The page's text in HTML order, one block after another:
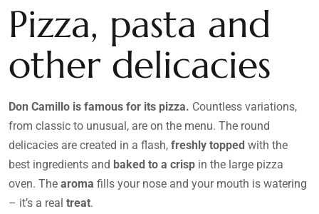
Pizza, pasta and
other delicacies
Don Camillo is famous for its pizza. Countless variations,
from classic to unusual, are on the menu. The round
delicacies are created in a flash, freshly topped with the
best ingredients and baked to a crisp in the large pizza
oven. The aroma fills your nose and your mouth is watering
– it’s a real treat.